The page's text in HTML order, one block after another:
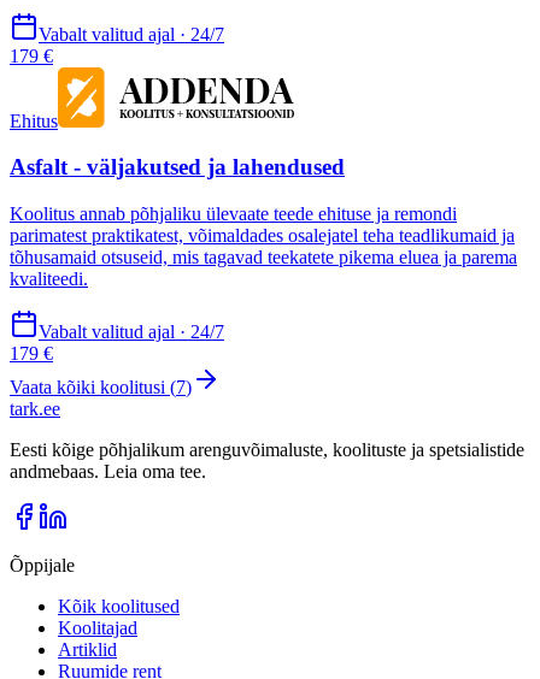
Vabalt valitud ajal · 24/7
179 €
Ehitus
Asfalt - väljakutsed ja lahendused
Koolitus annab põhjaliku ülevaate teede ehituse ja remondi
parimatest praktikatest, võimaldades osalejatel teha teadlikumaid ja
tõhusamaid otsuseid, mis tagavad teekatete pikema eluea ja parema
kvaliteedi.
Vabalt valitud ajal · 24/7
179 €
Vaata kõiki koolitusi (7)
tark.ee
Eesti kõige põhjalikum arenguvõimaluste, koolituste ja spetsialistide
andmebaas. Leia oma tee.
Õppijale
Kõik koolitused
Koolitajad
Artiklid
Ruumide rent